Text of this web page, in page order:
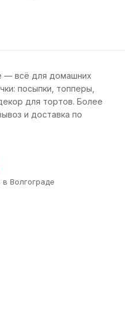
— всё для домашних
посыпки, топперы,
для тортов. Более
и доставка по
Волгограде